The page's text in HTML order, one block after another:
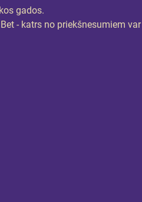
gados.
- katrs no priekšnesumiem var